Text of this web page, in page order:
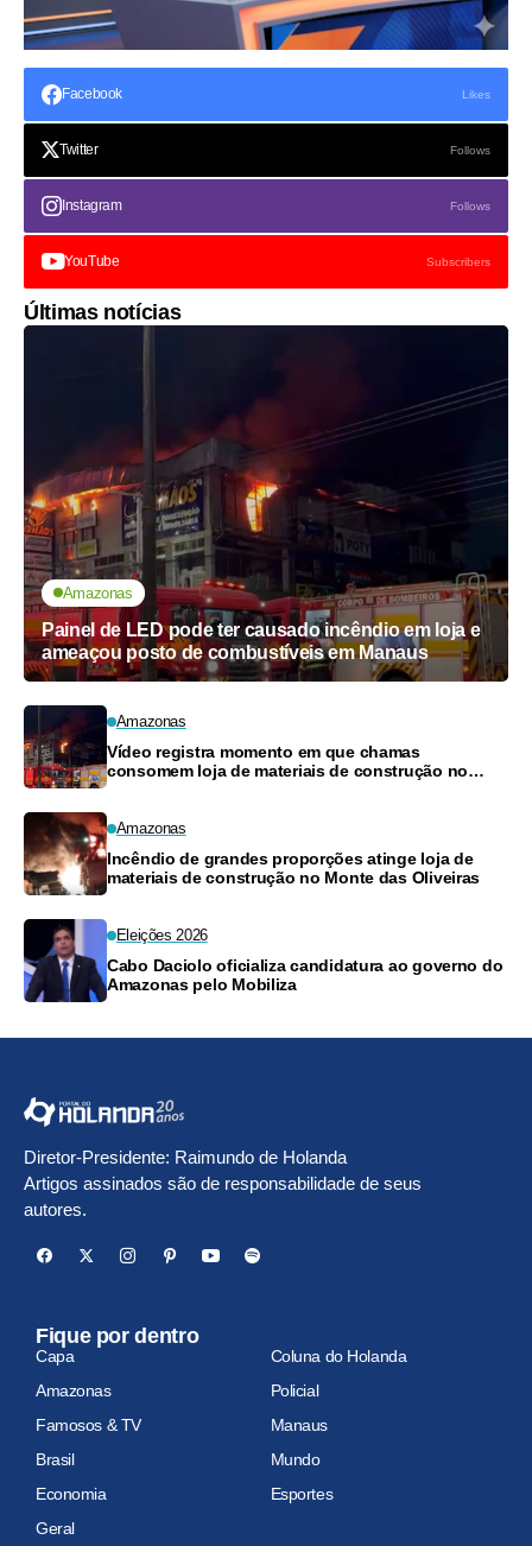
Facebook Likes
Twitter Follows
Instagram Follows
YouTube Subscribers
Últimas notícias
Amazonas
Painel de LED pode ter causado incêndio em loja e
ameaçou posto de combustíveis em Manaus
Amazonas
Vídeo registra momento em que chamas
consomem loja de materiais de construção no
Amazonas
Incêndio de grandes proporções atinge loja de
materiais de construção no Monte das Oliveiras
Eleições 2026
Cabo Daciolo oficializa candidatura ao governo do
Amazonas pelo Mobiliza
Diretor-Presidente: Raimundo de Holanda
Artigos assinados são de responsabilidade de seus
autores.
Fique por dentro
Capa
Coluna do Holanda
Amazonas
Policial
Famosos & TV
Manaus
Brasil
Mundo
Economia
Esportes
Geral